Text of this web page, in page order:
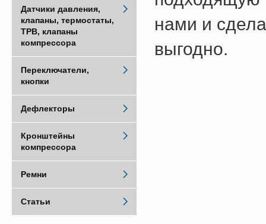
нами и
выгодно.
Датчики давления,
клапаны, термостаты,
ТРВ, клапаны
компрессора
Переключатели,
кнопки
Дефлекторы
Кронштейны
компрессора
Ремни
Статьи